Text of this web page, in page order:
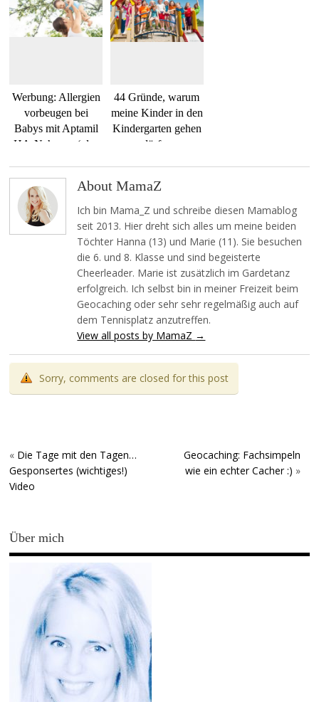
Werbung: Allergien
vorbeugen bei
Babys mit Aptamil
HA-Nahrung (plus
44 Gründe, warum
meine Kinder in den
Kindergarten gehen
dürfen
About MamaZ
Ich bin Mama_Z und schreibe diesen Mamablog
seit 2013. Hier dreht sich alles um meine beiden
Töchter Hanna (13) und Marie (11). Sie besuchen
die 6. und 8. Klasse und sind begeisterte
Cheerleader. Marie ist zusätzlich im Gardetanz
erfolgreich. Ich selbst bin in meiner Freizeit beim
Geocaching oder sehr sehr regelmäßig auch auf
dem Tennisplatz anzutreffen.
View all posts by MamaZ →
Sorry, comments are closed for this post
« Die Tage mit den Tagen…
Gesponsertes (wichtiges!)
Video
Geocaching: Fachsimpeln
wie ein echter Cacher :) »
Über mich